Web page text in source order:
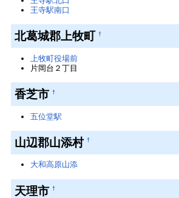
王寺駅南口
北葛城郡上牧町†
上牧町役場前
片岡台２丁目
香芝市†
五位堂駅
山辺郡山添村†
大和高原山添
天理市†